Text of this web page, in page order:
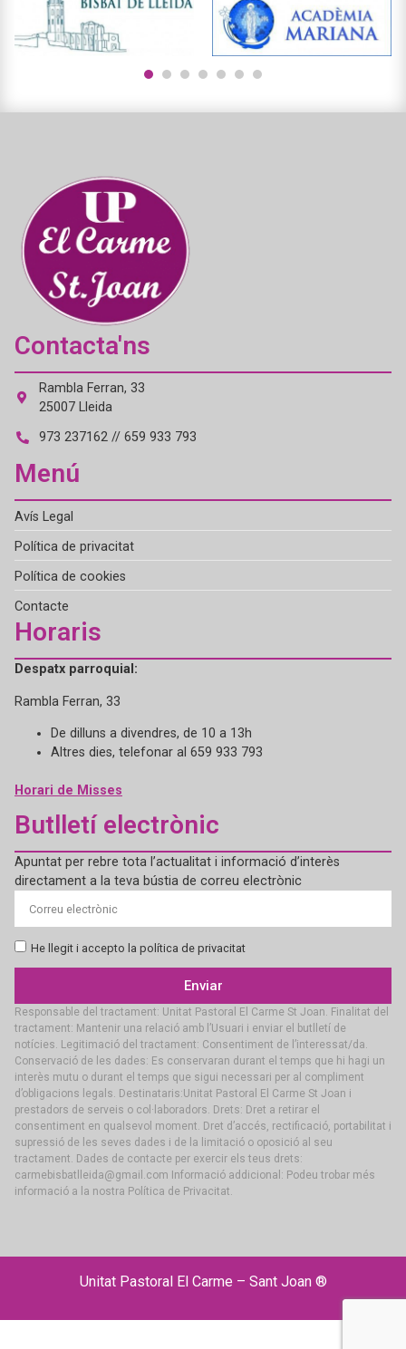
Contacta'ns
Rambla Ferran, 33
25007 Lleida
973 237162 // 659 933 793
Menú
Avís Legal
Política de privacitat
Política de cookies
Contacte
Horaris
Despatx parroquial:
Rambla Ferran, 33
De dilluns a divendres, de 10 a 13h
Altres dies, telefonar al 659 933 793
Horari de Misses
Butlletí electrònic
Apuntat per rebre tota l’actualitat i informació d’interès
directament a la teva bústia de correu electrònic
He llegit i accepto la política de privacitat
Enviar
Responsable del tractament: Unitat Pastoral El Carme St Joan. Finalitat del
tractament: Mantenir una relació amb l’Usuari i enviar el butlletí de
notícies. Legitimació del tractament: Consentiment de l’interessat/da.
Conservació de les dades: Es conservaran durant el temps que hi hagi un
interès mutu o durant el temps que sigui necessari per al compliment
d’obligacions legals. Destinataris:Unitat Pastoral El Carme St Joan i
prestadors de serveis o col·laboradors. Drets: Dret a retirar el
consentiment en qualsevol moment. Dret d’accés, rectificació, portabilitat i
supressió de les seves dades i de la limitació o oposició al seu
tractament. Dades de contacte per exercir els teus drets:
carmebisbatlleida@gmail.com Informació addicional: Podeu trobar més
informació a la nostra Política de Privacitat.
Unitat Pastoral El Carme – Sant Joan ®